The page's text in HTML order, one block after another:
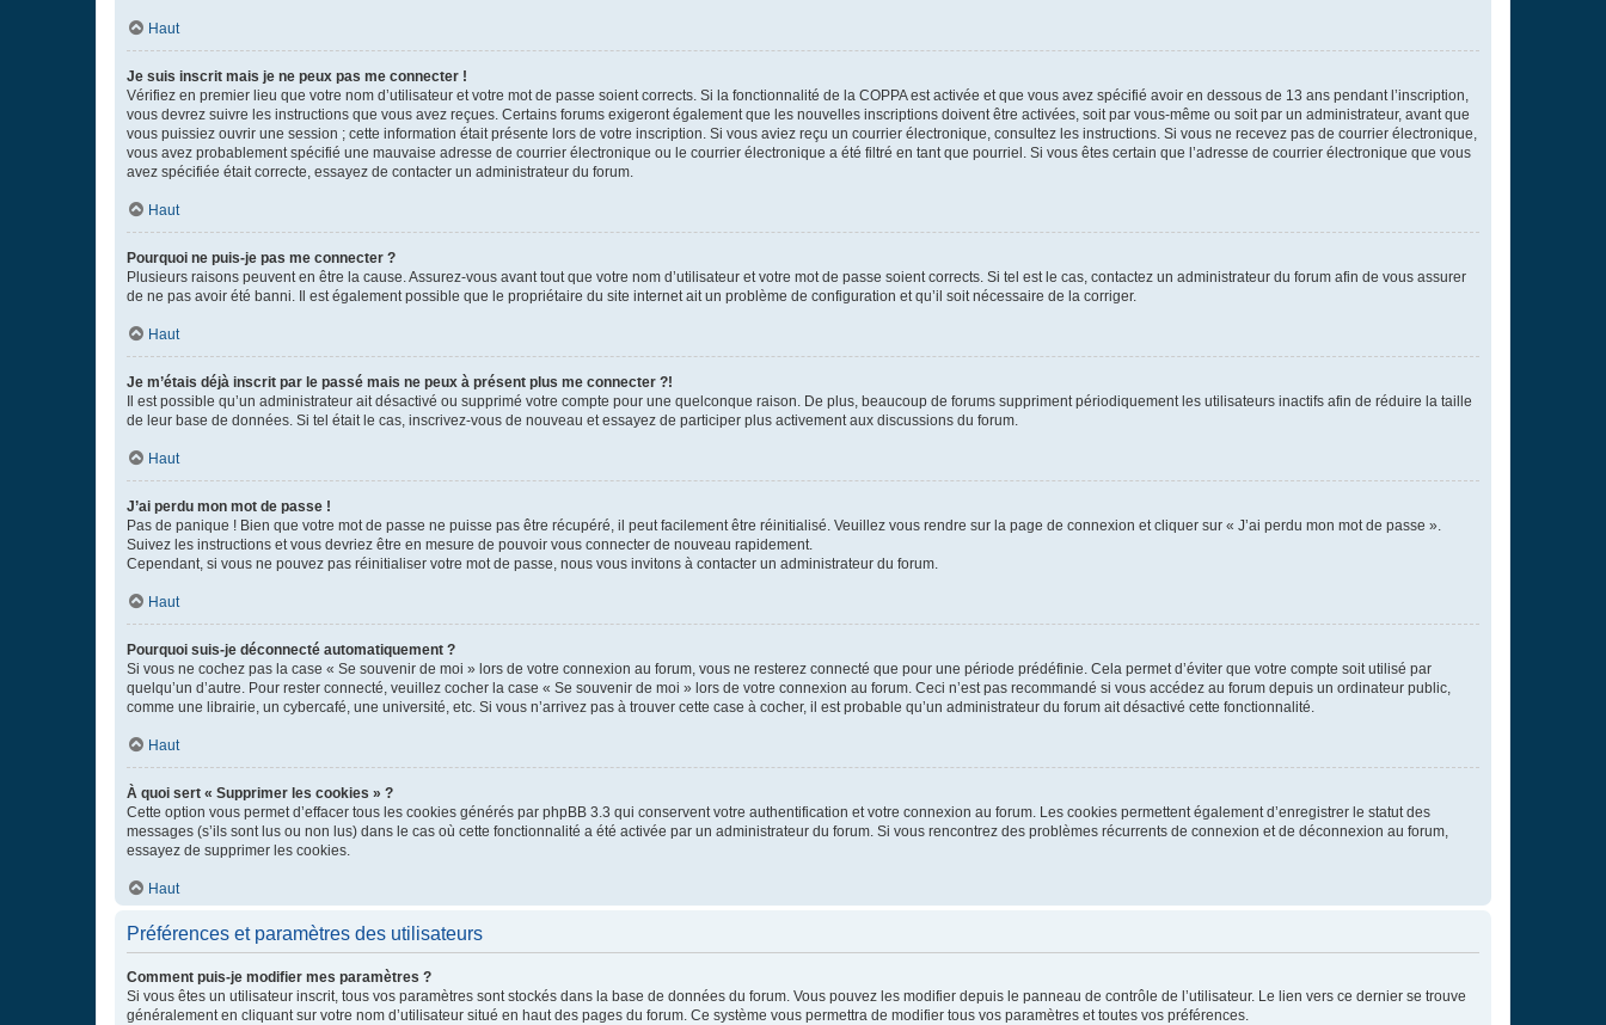
Haut
Je suis inscrit mais je ne peux pas me connecter !
Vérifiez en premier lieu que votre nom d’utilisateur et votre mot de passe soient corrects. Si la fonctionnalité de la COPPA est activée et que vous avez spécifié avoir en dessous de 13 ans pendant l’inscription,
vous devrez suivre les instructions que vous avez reçues. Certains forums exigeront également que les nouvelles inscriptions doivent être activées, soit par vous-même ou soit par un administrateur, avant que
vous puissiez ouvrir une session ; cette information était présente lors de votre inscription. Si vous aviez reçu un courrier électronique, consultez les instructions. Si vous ne recevez pas de courrier électronique,
vous avez probablement spécifié une mauvaise adresse de courrier électronique ou le courrier électronique a été filtré en tant que pourriel. Si vous êtes certain que l’adresse de courrier électronique que vous
avez spécifiée était correcte, essayez de contacter un administrateur du forum.
Haut
Pourquoi ne puis-je pas me connecter ?
Plusieurs raisons peuvent en être la cause. Assurez-vous avant tout que votre nom d’utilisateur et votre mot de passe soient corrects. Si tel est le cas, contactez un administrateur du forum afin de vous assurer
de ne pas avoir été banni. Il est également possible que le propriétaire du site internet ait un problème de configuration et qu’il soit nécessaire de la corriger.
Haut
Je m’étais déjà inscrit par le passé mais ne peux à présent plus me connecter ?!
Il est possible qu’un administrateur ait désactivé ou supprimé votre compte pour une quelconque raison. De plus, beaucoup de forums suppriment périodiquement les utilisateurs inactifs afin de réduire la taille
de leur base de données. Si tel était le cas, inscrivez-vous de nouveau et essayez de participer plus activement aux discussions du forum.
Haut
J’ai perdu mon mot de passe !
Pas de panique ! Bien que votre mot de passe ne puisse pas être récupéré, il peut facilement être réinitialisé. Veuillez vous rendre sur la page de connexion et cliquer sur « J’ai perdu mon mot de passe ».
Suivez les instructions et vous devriez être en mesure de pouvoir vous connecter de nouveau rapidement.
Cependant, si vous ne pouvez pas réinitialiser votre mot de passe, nous vous invitons à contacter un administrateur du forum.
Haut
Pourquoi suis-je déconnecté automatiquement ?
Si vous ne cochez pas la case « Se souvenir de moi » lors de votre connexion au forum, vous ne resterez connecté que pour une période prédéfinie. Cela permet d’éviter que votre compte soit utilisé par
quelqu’un d’autre. Pour rester connecté, veuillez cocher la case « Se souvenir de moi » lors de votre connexion au forum. Ceci n’est pas recommandé si vous accédez au forum depuis un ordinateur public,
comme une librairie, un cybercafé, une université, etc. Si vous n’arrivez pas à trouver cette case à cocher, il est probable qu’un administrateur du forum ait désactivé cette fonctionnalité.
Haut
À quoi sert « Supprimer les cookies » ?
Cette option vous permet d’effacer tous les cookies générés par phpBB 3.3 qui conservent votre authentification et votre connexion au forum. Les cookies permettent également d’enregistrer le statut des
messages (s’ils sont lus ou non lus) dans le cas où cette fonctionnalité a été activée par un administrateur du forum. Si vous rencontrez des problèmes récurrents de connexion et de déconnexion au forum,
essayez de supprimer les cookies.
Haut
Préférences et paramètres des utilisateurs
Comment puis-je modifier mes paramètres ?
Si vous êtes un utilisateur inscrit, tous vos paramètres sont stockés dans la base de données du forum. Vous pouvez les modifier depuis le panneau de contrôle de l’utilisateur. Le lien vers ce dernier se trouve
généralement en cliquant sur votre nom d’utilisateur situé en haut des pages du forum. Ce système vous permettra de modifier tous vos paramètres et toutes vos préférences.